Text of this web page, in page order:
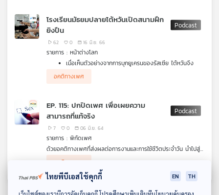
เพลง
กิจกรรม
ดาวน์โหลด Thai PBS Podcast Application
โรงเรียนมัธยมปลายไต้หวันเปิดสนามฝึก
ยิงปืน
62 0 16 มิ.ย. 66
รายการ : หน้าต่างโลก
เมื่อเห็นตัวอย่างจากการบุกยูเครนของรัสเซีย ไต้หวันจึง
เปิดสนามฝึกยิงปืนในโรงเรียนเพื่อสอนนักเรียนให้เรียนรู้วิธี
สอนแยกทหารไต้หวันจากทหารจีน
หญิงเอกวาดอร์ฟื้นจากความตายหลังแพทย์ยืนยันการเสีย
ชีวิตไปแล้วร่วม 5 ชั่วโมง
รายงานจากองค์การสหประชาชาติ ชี้ว่า ประเด็นอคติทาง
เพศไม่ได้รับการปรับปรุงหรือเปลี่ยนแปลงไปในทิศทางที่ดีขึ้น
ตลอดช่วง 10 ปีที่ผ่านมา
อคติทางเพศ
EP. 115: ปกปิดเพศ เพื่อเผยความ
สามารถที่แท้จริง
7 0 06 มิ.ย. 64
รายการ : พิกัดเพศ
ด้วยอคติทางเพศที่ส่งผลต่อการงานและการใช้ชีวิตประจำวัน นำไปสู่
แนวคิด"การปิดบังตัวตน"
ชาย-หญิง แนวคิดนี้จะสามารถแก้ไขปัญหาได้หรือไม่ ไปติดตามกัน
อคติทางเพศ
ไทยพีบีเอสใช้คุกกี้ EN TH